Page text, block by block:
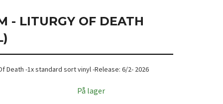
- LITURGY OF DEATH
Death -1x standard sort vinyl -Release: 6/2- 2026
På lager